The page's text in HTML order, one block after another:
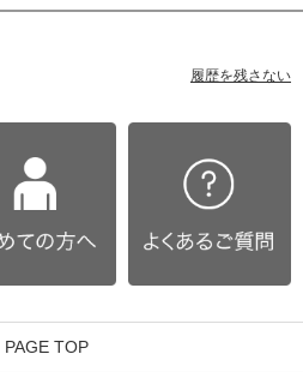
履歴を残さない
PAGE TOP